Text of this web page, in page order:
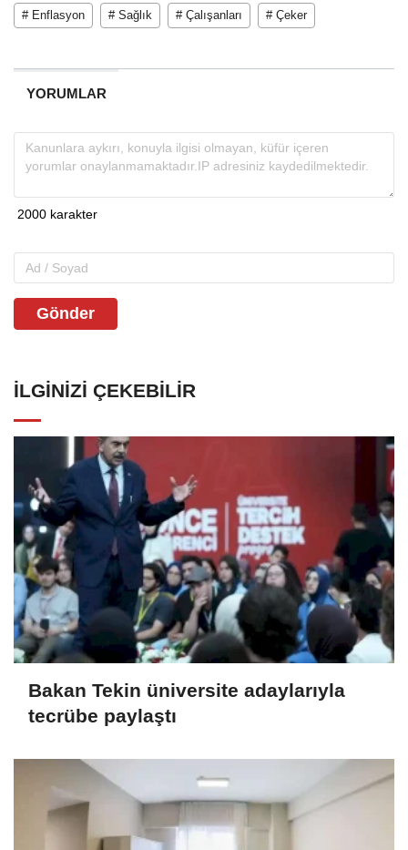
# Enflasyon # Sağlık # Çalışanları # Çeker
YORUMLAR
Gönder
İLGINIZI ÇEKEBILIR
Bakan Tekin üniversite adaylarıyla
tecrübe paylaştı